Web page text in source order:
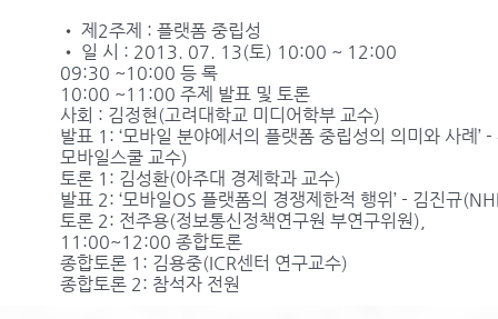
• 제2주제 : 플랫폼 중립성
• 일 시 : 2013. 07. 13(토) 10:00 ~ 12:00
09:30 ~10:00 등 록
10:00 ~11:00 주제 발표 및 토론
사회 : 김정현(고려대학교 미디어학부 교수)
발표 1: ‘모바일 분야에서의 플랫폼 중립성의 의미와 사례’
모바일스쿨 교수)
토론 1: 김성환(아주대 경제학과 교수)
발표 2: ‘모바일OS 플랫폼의 경쟁제한적 행위’ - 김진규
토론 2: 전주용(정보통신정책연구원 부연구위원),
11:00~12:00 종합토론
종합토론 1: 김용중(ICR센터 연구교수)
종합토론 2: 참석자 전원